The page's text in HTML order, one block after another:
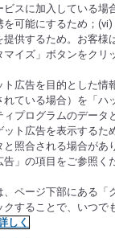
ビスに加入している場
を可能にするため；
提供するため。お客
マイズ」ボタンをク
ト広告を目的とした情
れている場合）を「
ィプログラムのデータ
ット広告を表示するた
と照合される場合があ
告」の項目をご参照く
、ページ下部にある「
クすることで、いつで
しく